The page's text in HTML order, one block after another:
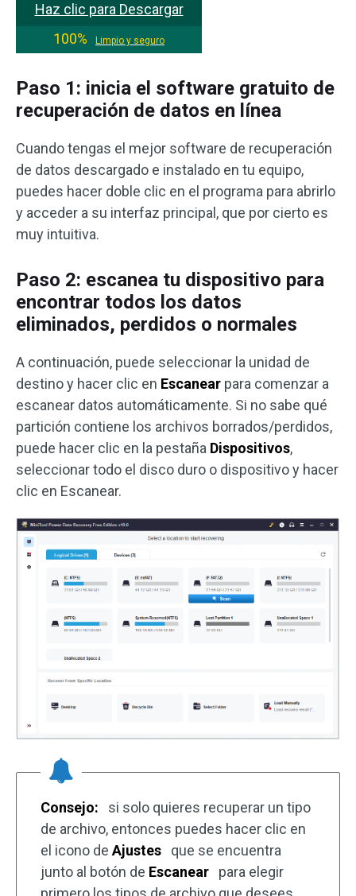
Haz clic para Descargar
100%
Limpio y seguro
Paso 1: inicia el software gratuito de
recuperación de datos en línea
Cuando tengas el mejor software de recuperación
de datos descargado e instalado en tu equipo,
puedes hacer doble clic en el programa para abrirlo
y acceder a su interfaz principal, que por cierto es
muy intuitiva.
Paso 2: escanea tu dispositivo para
encontrar todos los datos
eliminados, perdidos o normales
A continuación, puede seleccionar la unidad de
destino y hacer clic en Escanear para comenzar a
escanear datos automáticamente. Si no sabe qué
partición contiene los archivos borrados/perdidos,
puede hacer clic en la pestaña Dispositivos,
seleccionar todo el disco duro o dispositivo y hacer
clic en Escanear.
Consejo:
si solo quieres recuperar un tipo
de archivo, entonces puedes hacer clic en
el icono de Ajustes
que se encuentra
junto al botón de Escanear
para elegir